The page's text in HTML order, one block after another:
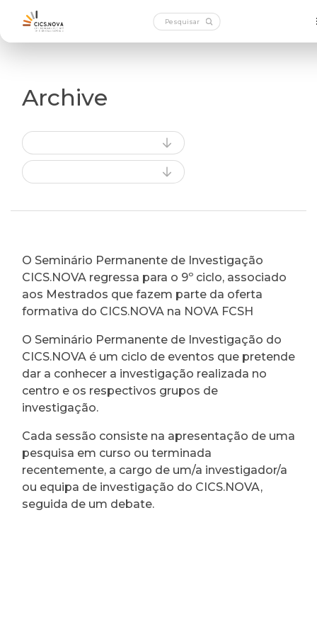
Archive
O Seminário Permanente de Investigação
CICS.NOVA regressa para o 9º ciclo, associado
aos Mestrados que fazem parte da oferta
formativa do CICS.NOVA na NOVA FCSH
O Seminário Permanente de Investigação do
CICS.NOVA é um ciclo de eventos que pretende
dar a conhecer a investigação realizada no
centro e os respectivos grupos de
investigação.
Cada sessão consiste na apresentação de uma
pesquisa em curso ou terminada
recentemente, a cargo de um/a investigador/a
ou equipa de investigação do CICS.NOVA,
seguida de um debate.